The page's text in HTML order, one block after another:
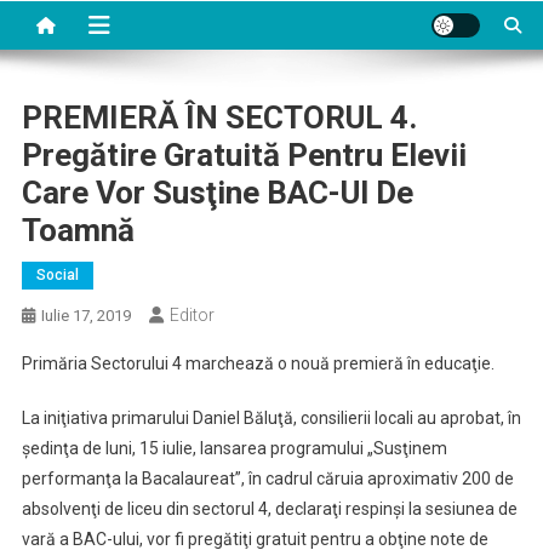
PREMIERĂ ÎN SECTORUL 4.
Pregătire Gratuită Pentru Elevii
Care Vor Susţine BAC-Ul De
Toamnă
Social
Iulie 17, 2019 Editor
Primăria Sectorului 4 marchează o nouă premieră în educaţie.
La iniţiativa primarului Daniel Băluţă, consilierii locali au aprobat, în
şedinţa de luni, 15 iulie, lansarea programului „Susţinem
performanţa la Bacalaureat”, în cadrul căruia aproximativ 200 de
absolvenţi de liceu din sectorul 4, declaraţi respinşi la sesiunea de
vară a BAC-ului, vor fi pregătiţi gratuit pentru a obţine note de